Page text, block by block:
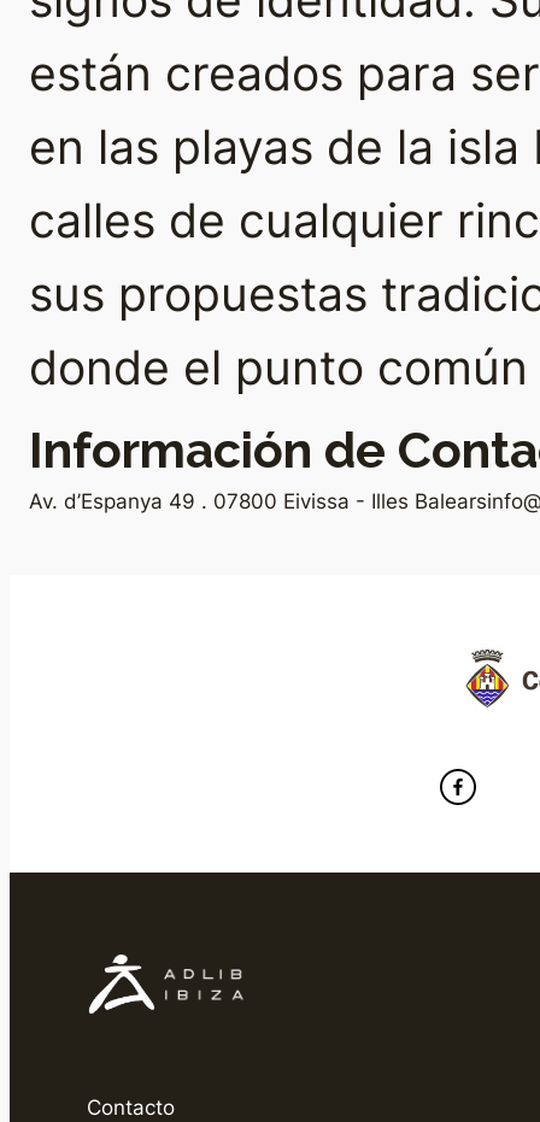
están creados para
en las playas de la
calles de cualquier
sus propuestas
donde el punto
Información de
Av. d’Espanya 49 . 07800 Eivissa - Illes Balears
Contacto